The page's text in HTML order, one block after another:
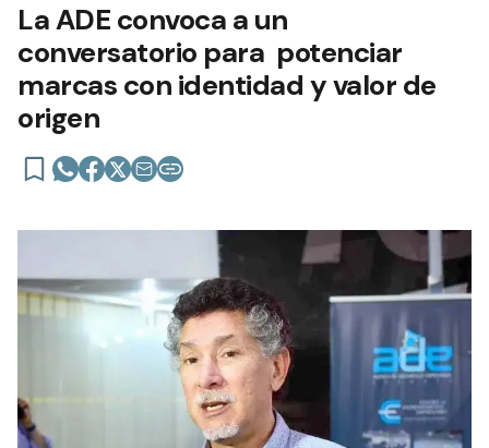
La ADE convoca a un
conversatorio para potenciar
marcas con identidad y valor de
origen